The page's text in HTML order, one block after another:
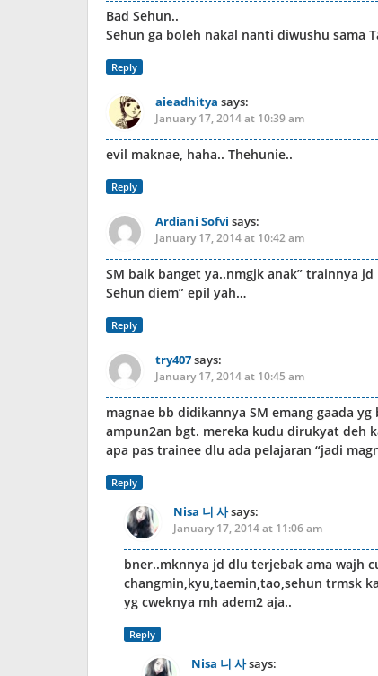
Bad Sehun..
Sehun ga boleh nakal nanti diwushu sama
Reply
aieadhitya says:
January 17, 2014 at 10:39 am
evil maknae, haha.. Thehunie..
Reply
Ardiani Sofvi says:
January 17, 2014 at 10:42 am
SM baik banget ya..nmgjk anak” trainnya jd
Sehun diem” epil yah…
Reply
try407says:
January 17, 2014 at 10:45 am
magnae bb didikannya SM emang gaada
ampun2an bgt. mereka kudu dirukyat deh
apa pas trainee dlu ada pelajaran “jadi
Reply
Nisa 니 사says:
January 17, 2014 at 11:06 am
bner..mknnya jd dlu terjebak ama wajh
changmin,kyu,taemin,tao,sehun trmsk
yg cweknya mh adem2 aja..
Reply
Nisa 니 사says: